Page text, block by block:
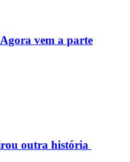
vem a parte
outra história